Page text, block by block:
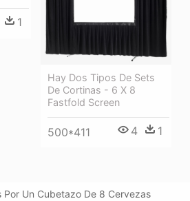
1
Hay Dos Tipos De Sets
De Cortinas - 6 X 8
Fastfold Screen
500*411 4 1
Por Un Cubetazo De 8 Cervezas